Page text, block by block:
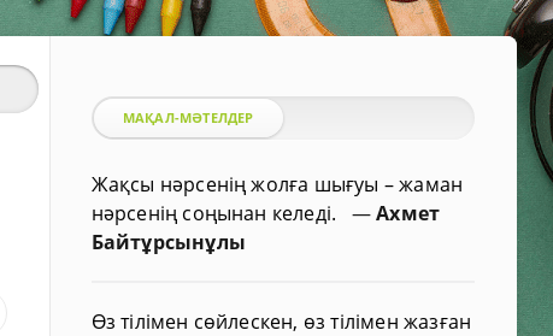
МАҚАЛ-МӘТЕЛДЕР
Жақсы нәрсенің жолға шығуы – жаман
нәрсенің соңынан келеді. —Ахмет
Байтұрсынұлы
Өз тілімен сөйлескен, өз тілімен жазған